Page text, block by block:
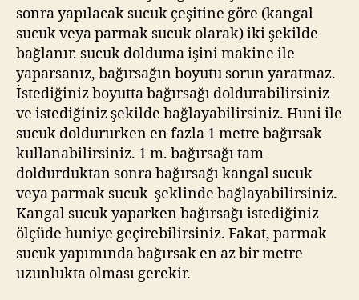
sonra yapılacak sucuk çeşitine göre (kangal
sucuk veya parmak sucuk olarak) iki şekilde
bağlanır. sucuk dolduma işini makine ile
yaparsanız, bağırsağın boyutu sorun yaratmaz.
İstediğiniz boyutta bağırsağı doldurabilirsiniz
ve istediğiniz şekilde bağlayabilirsiniz. Huni ile
sucuk doldururken en fazla 1 metre bağırsak
kullanabilirsiniz. 1 m. bağırsağı tam
doldurduktan sonra bağırsağı kangal sucuk
veya parmak sucuk şeklinde bağlayabilirsiniz.
Kangal sucuk yaparken bağırsağı istediğiniz
ölçüde huniye geçirebilirsiniz. Fakat, parmak
sucuk yapımında bağırsak en az bir metre
uzunlukta olması gerekir.